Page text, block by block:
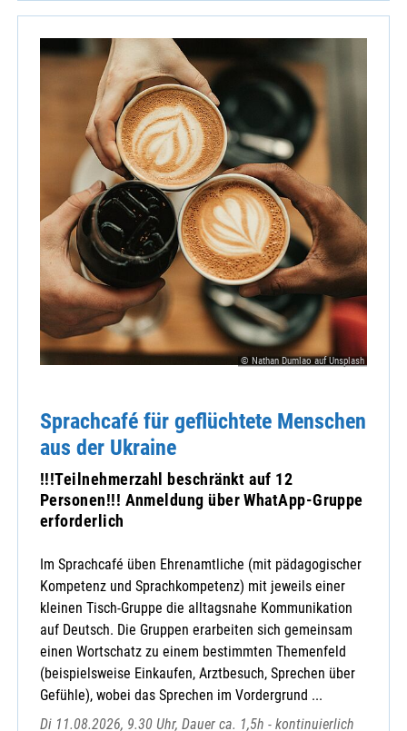
© Nathan Dumlao auf Unsplash
Sprachcafé für geflüchtete Menschen
aus der Ukraine
!!!Teilnehmerzahl beschränkt auf 12
Personen!!! Anmeldung über WhatApp-Gruppe
erforderlich
Im Sprachcafé üben Ehrenamtliche (mit pädagogischer
Kompetenz und Sprachkompetenz) mit jeweils einer
kleinen Tisch-Gruppe die alltagsnahe Kommunikation
auf Deutsch. Die Gruppen erarbeiten sich gemeinsam
einen Wortschatz zu einem bestimmten Themenfeld
(beispielsweise Einkaufen, Arztbesuch, Sprechen über
Gefühle), wobei das Sprechen im Vordergrund ...
Di 11.08.2026, 9.30 Uhr, Dauer ca. 1,5h - kontinuierlich